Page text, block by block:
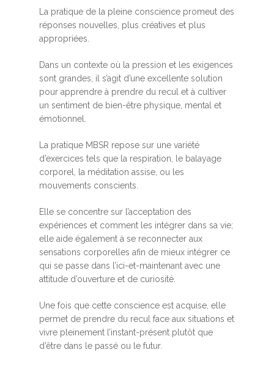
La pratique de la pleine conscience promeut des
réponses nouvelles, plus créatives et plus
appropriées.
Dans un contexte où la pression et les exigences
sont grandes, il s’agit d’une excellente solution
pour apprendre à prendre du recul et à cultiver
un sentiment de bien-être physique, mental et
émotionnel.
La pratique MBSR repose sur une variété
d’exercices tels que la respiration, le balayage
corporel, la méditation assise, ou les
mouvements conscients.
Elle se concentre sur l’acceptation des
expériences et comment les intégrer dans sa vie;
elle aide également à se reconnecter aux
sensations corporelles afin de mieux intégrer ce
qui se passe dans l’ici-et-maintenant avec une
attitude d’ouverture et de curiosité.
Une fois que cette conscience est acquise, elle
permet de prendre du recul face aux situations et
vivre pleinement l’instant-présent plutôt que
d’être dans le passé ou le futur.